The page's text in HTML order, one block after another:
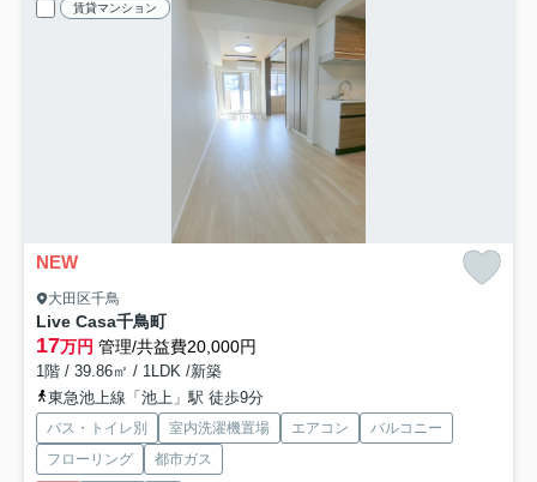
賃貸マンション
NEW
大田区千鳥
Live Casa千鳥町
17万円 管理/共益費20,000円
1階 / 39.86㎡ / 1LDK /新築
東急池上線「池上」駅 徒歩9分
バス・トイレ別 室内洗濯機置場 エアコン
バルコニー
フローリング
都市ガス